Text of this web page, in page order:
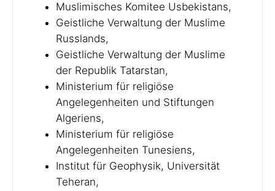
Muslimisches Komitee Usbekistans,
Geistliche Verwaltung der Muslime
Russlands,
Geistliche Verwaltung der Muslime
der Republik Tatarstan,
Ministerium für religiöse
Angelegenheiten und Stiftungen
Algeriens,
Ministerium für religiöse
Angelegenheiten Tunesiens,
Institut für Geophysik, Universität
Teheran,